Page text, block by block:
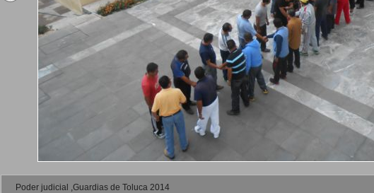
Poder judicial ,Guardias de Toluca 2014